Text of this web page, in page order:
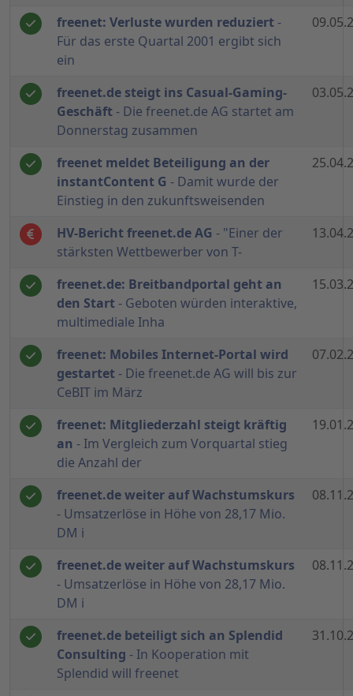
freenet: Verluste wurden reduziert-
Für das erste Quartal 2001 ergibt sich
ein
freenet.de steigt ins Casual-Gaming-
Geschäft - Die freenet.de AG startet am
Donnerstag zusammen
freenet meldet Beteiligung an der
instantContent G - Damit wurde der
Einstieg in den zukunftsweisenden
HV-Bericht freenet.de AG - "Einer der
stärksten Wettbewerber von T-
freenet.de: Breitbandportal geht an
den Start- Geboten würden interaktive,
multimediale Inha
freenet: Mobiles Internet-Portal wird
gestartet - Die freenet.de AG will bis zur
CeBIT im März
freenet: Mitgliederzahl steigt kräftig
an - Im Vergleich zum Vorquartal stieg
die Anzahl der
freenet.de weiter auf Wachstumskurs
- Umsatzerlöse in Höhe von 28,17 Mio.
DM i
freenet.de weiter auf Wachstumskurs
- Umsatzerlöse in Höhe von 28,17 Mio.
DM i
freenet.de beteiligt sich an Splendid
Consulting - In Kooperation mit
Splendid will freenet